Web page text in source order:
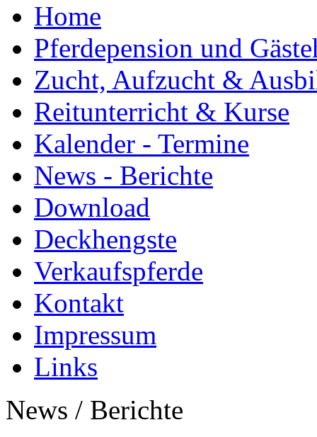
Home
Pferdepension und
Zucht, Aufzucht &
Reitunterricht & Kurse
Kalender - Termine
News - Berichte
Download
Deckhengste
Verkaufspferde
Kontakt
Impressum
Links
News / Berichte